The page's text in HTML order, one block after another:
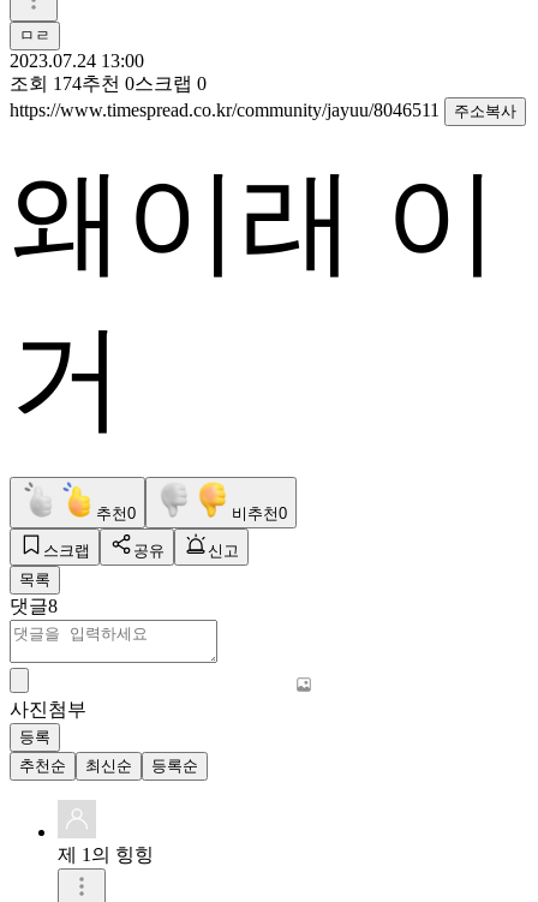
ㅁㄹ
2023.07.24 13:00
조회 174추천 0스크랩 0
https://www.timespread.co.kr/community/jayuu/8046511
주소복사
왜이래 이
거
추천0 비추천0
스크랩 공유
신고
목록
댓글8
사진첨부
등록
추천순
최신순 등록순
제 1의 힝힝